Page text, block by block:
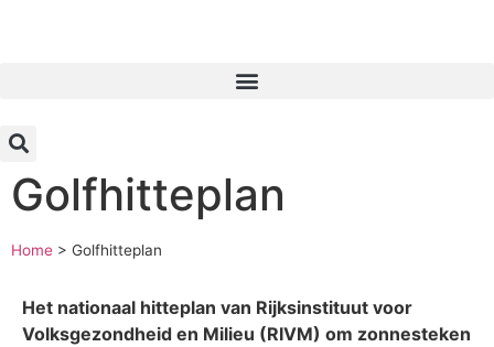
Golfhitteplan
Home > Golfhitteplan
Het nationaal hitteplan van Rijksinstituut voor
Volksgezondheid en Milieu (RIVM) om zonnesteken